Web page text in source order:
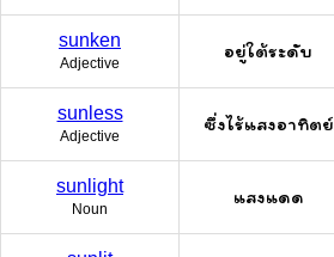
sunken
Adjective
อยู่ใต้ระดับ
sunless
Adjective
ซึ่งไร้แสงอาทิตย์
sunlight
Noun
แสงแดด